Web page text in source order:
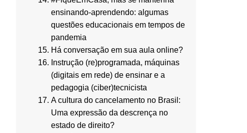
ensinando-aprendendo: algumas
questões educacionais em tempos de
pandemia
Há conversação em sua aula online?
Instrução (re)programada, máquinas
(digitais em rede) de ensinar e a
pedagogia (ciber)tecnicista
A cultura do cancelamento no Brasil:
Uma expressão da descrença no
estado de direito?